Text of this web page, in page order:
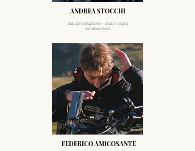
ANDREA STOCCHI
ass. produzione- aiuto regia
- collaboratore -
FEDERICO AMICOSANTE